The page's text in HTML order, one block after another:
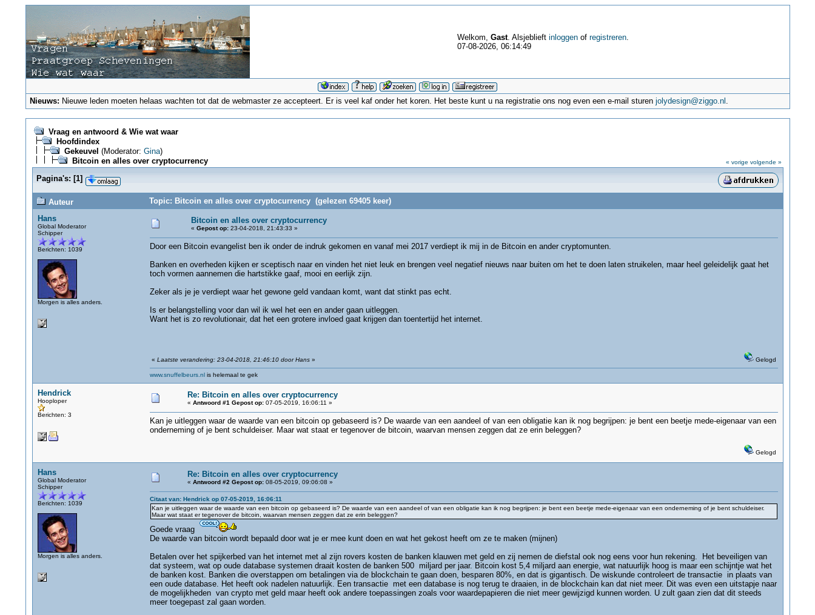
Welkom, Gast. Alsjeblieft inloggenof registreren.
07-08-2026, 06:14:49
Nieuws: Nieuwe leden moeten helaas wachten tot dat de webmaster ze accepteert. Er is veel kaf onder het koren. Het beste kunt u na registratie ons nog even een e-mail sturenjolydesign@ziggo.nl .
Vraag en antwoord & Wie wat waar
Hoofdindex
Gekeuvel (Moderator: Gina)
Bitcoin en alles over cryptocurrency
« vorige volgende »
Pagina's: [1]
Auteur
Topic: Bitcoin en alles over cryptocurrency (gelezen 69405 keer)
Hans
Global Moderator
Schipper
Berichten: 1039
Morgen is alles anders.
Bitcoin en alles over cryptocurrency
« Gepost op:23-04-2018, 21:43:33 »
Door een Bitcoin evangelist ben ik onder de indruk gekomen en vanaf mei 2017 verdiept ik mij in de Bitcoin en ander cryptomunten.
Banken en overheden kijken er sceptisch naar en vinden het niet leuk en brengen veel negatief nieuws naar buiten om het te doen laten struikelen, maar heel geleidelijk gaat het
toch vormen aannemen die hartstikke gaaf, mooi en eerlijk zijn.
Zeker als je je verdiept waar het gewone geld vandaan komt, want dat stinkt pas echt.
Is er belangstelling voor dan wil ik wel het een en ander gaan uitleggen.
Want het is zo revolutionair, dat het een grotere invloed gaat krijgen dan toentertijd het internet.
« Laatste verandering: 23-04-2018, 21:46:10 door Hans» Gelogd
www.snuffelbeurs.nlis helemaal te gek
Hendrick
Hooploper
Berichten: 3
Re: Bitcoin en alles over cryptocurrency
« Antwoord #1 Gepost op:07-05-2019, 16:06:11 »
Kan je uitleggen waar de waarde van een bitcoin op gebaseerd is? De waarde van een aandeel of van een obligatie kan ik nog begrijpen: je bent een beetje mede-eigenaar van een
onderneming of je bent schuldeiser. Maar wat staat er tegenover de bitcoin, waarvan mensen zeggen dat ze erin beleggen?
Gelogd
Hans
Global Moderator
Schipper
Berichten: 1039
Morgen is alles anders.
Re: Bitcoin en alles over cryptocurrency
« Antwoord #2 Gepost op:08-05-2019, 09:06:08 »
Citaat van: Hendrick op 07-05-2019, 16:06:11
Kan je uitleggen waar de waarde van een bitcoin op gebaseerd is? De waarde van een aandeel of van een obligatie kan ik nog begrijpen: je bent een beetje mede-eigenaar van een onderneming of je bent schuldeiser.
Maar wat staat er tegenover de bitcoin, waarvan mensen zeggen dat ze erin beleggen?
Goede vraag
De waarde van bitcoin wordt bepaald door wat je er mee kunt doen en wat het gekost heeft om ze te maken (mijnen)
Betalen over het spijkerbed van het internet met al zijn rovers kosten de banken klauwen met geld en zij nemen de diefstal ook nog eens voor hun rekening. Het beveiligen van
dat systeem, wat op oude database systemen draait kosten de banken 500 miljard per jaar. Bitcoin kost 5,4 miljard aan energie, wat natuurlijk hoog is maar een schijntje wat het
de banken kost. Banken die overstappen om betalingen via de blockchain te gaan doen, besparen 80%, en dat is gigantisch. De wiskunde controleert de transactie in plaats van
een oude database. Het heeft ook nadelen natuurlijk. Een transactie met een database is nog terug te draaien, in de blockchain kan dat niet meer. Dit was even een uitstapje naar
de mogelijkheden van crypto met geld maar heeft ook andere toepassingen zoals voor waardepapieren die niet meer gewijzigd kunnen worden. U zult gaan zien dat dit steeds
meer toegepast zal gaan worden.